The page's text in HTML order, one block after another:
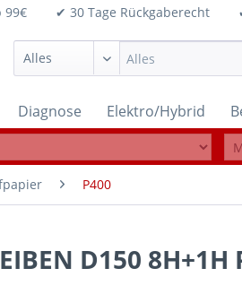
99€ ✔ 30 Tage
Diagnose Elektro/Hybrid
P400
D150 8H+1H